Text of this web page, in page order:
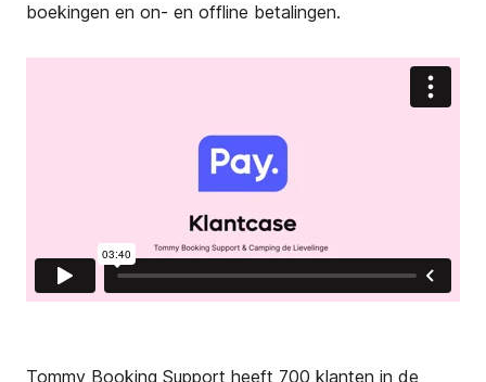
boekingen en on- en offline betalingen.
Tommy Booking Support heeft 700 klanten in de